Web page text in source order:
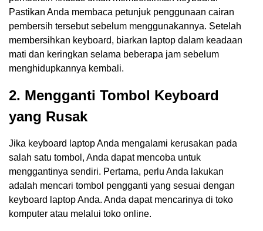
Pastikan Anda membaca petunjuk penggunaan cairan
pembersih tersebut sebelum menggunakannya. Setelah
membersihkan keyboard, biarkan laptop dalam keadaan
mati dan keringkan selama beberapa jam sebelum
menghidupkannya kembali.
2. Mengganti Tombol Keyboard
yang Rusak
Jika keyboard laptop Anda mengalami kerusakan pada
salah satu tombol, Anda dapat mencoba untuk
menggantinya sendiri. Pertama, perlu Anda lakukan
adalah mencari tombol pengganti yang sesuai dengan
keyboard laptop Anda. Anda dapat mencarinya di toko
komputer atau melalui toko online.